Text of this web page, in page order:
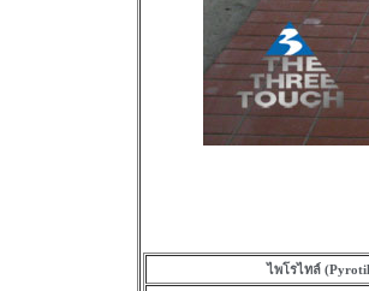
ไพโรไทล์